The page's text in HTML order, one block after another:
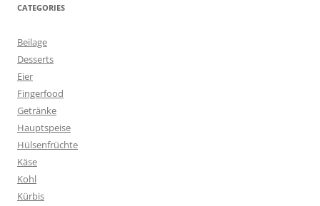
CATEGORIES
Beilage
Desserts
Eier
Fingerfood
Getränke
Hauptspeise
Hülsenfrüchte
Käse
Kohl
Kürbis